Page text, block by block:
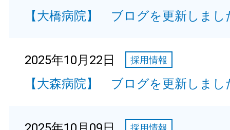
【大橋病院】 ブログを更新しまし
2025年10月22日 採用情報
【大森病院】 ブログを更新しまし
採用情報